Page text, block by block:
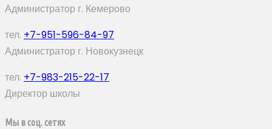
Администратор г. Кемерово
тел. +7-951-596-84-97
Администратор г. Новокузнецк
тел. +7-983-215-22-17
Директор школы
Мы в соц. сетях